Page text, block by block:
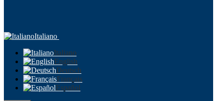
Italiano
Italiano
English
Deutsch
Français
Español